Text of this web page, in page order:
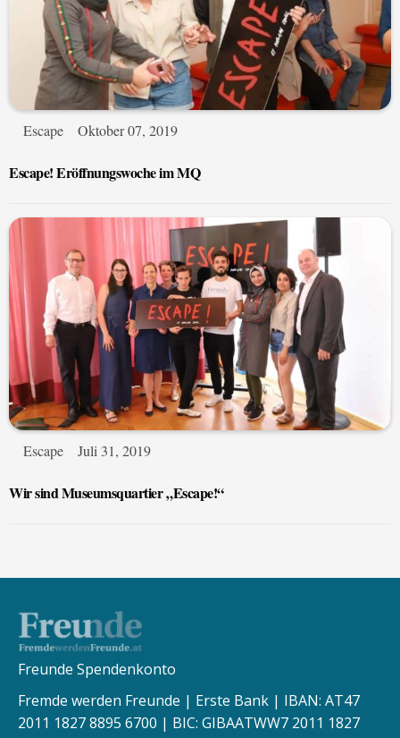
Escape Oktober 07, 2019
Escape! Eröffnungswoche im MQ
Escape Juli 31, 2019
Wir sind Museumsquartier „Escape!“
Freunde Spendenkonto
Fremde werden Freunde | Erste Bank | IBAN: AT47
2011 1827 8895 6700 | BIC: GIBAATWW7 2011 1827